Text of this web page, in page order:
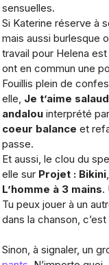
sensuelles.
Si Katerine réserve à
mais aussi burlesque
travail pour Helena
ont en commun une
Fouillis plein de
elle, Je t’aime salaud
andalou interprété
coeur balance et
passe.
Et aussi, le clou du
elle sur Projet : Bikini
L’homme à 3 mains.
Tu peux jouer à un
dans la chanson,
Sinon, à signaler, un